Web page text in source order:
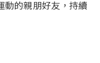
動的親朋好友，持續